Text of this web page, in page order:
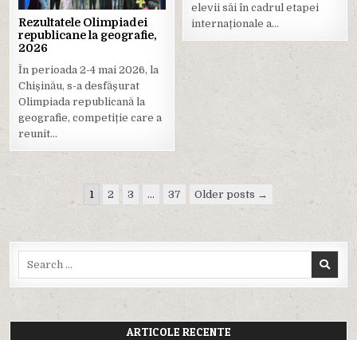
Rezultatele Olimpiadei
republicane la geografie,
2026
În perioada 2-4 mai 2026, la
Chișinău, s-a desfășurat
Olimpiada republicană la
geografie, competiție care a
reunit…
elevii săi în cadrul etapei
internaționale a…
Paginație
articole
1 2 3 … 37 Older posts →
ARTICOLE RECENTE